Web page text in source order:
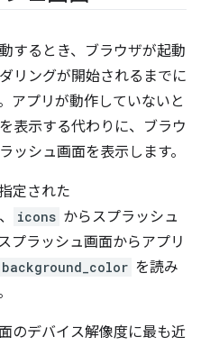
するとき、ブラウザが起動
リングが開始されるまでに
アプリが動作していないと
表示する代わりに、ブラウ
ッシュ画面を表示します。
定された
、 icons からスプラッシュ
プラッシュ画面からアプリ
background_color を読み
のデバイス解像度に最も近